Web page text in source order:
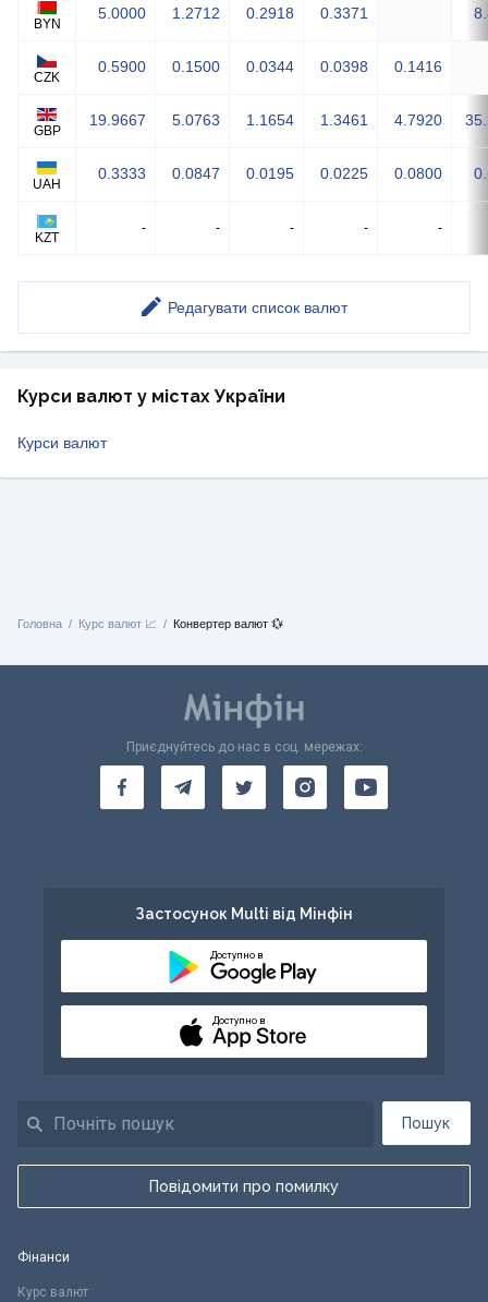
BYN
5.0000 1.2712 0.2918 0.3371
CZK
0.5900 0.1500 0.0344 0.0398 0.1416
GBP
19.9667 5.0763 1.1654 1.3461 4.7920
UAH
0.3333 0.0847 0.0195 0.0225 0.0800
KZT
- - - - -
Редагувати список валют
Курси валют у містах України
Курси валют
Головна Курс валют 📈 Конвертер валют 💱
Пошук
Повідомити про помилку
Приєднуйтесь до нас в соц. мережах:
Застосунок Multi від Мінфін
Доступно в
Доступно в
Фінанси
Курс валют